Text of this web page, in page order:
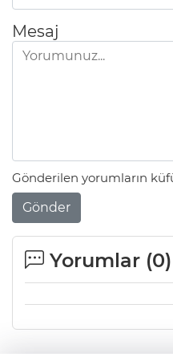
Mesaj
Gönderilen yorumların
Gönder
Yorumlar (0)